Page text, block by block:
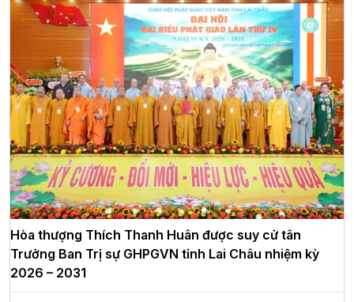
Hòa thượng Thích Thanh Huân được suy cử tân
Trưởng Ban Trị sự GHPGVN tỉnh Lai Châu nhiệm kỳ
2026 – 2031